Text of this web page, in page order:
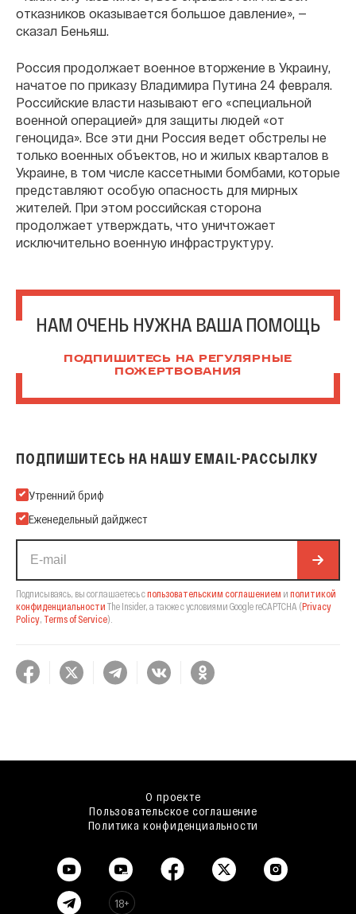
отказников оказывается большое давление», —
сказал Беньяш.
Россия продолжает военное вторжение в Украину,
начатое по приказу Владимира Путина 24 февраля.
Российские власти называют его «специальной
военной операцией» для защиты людей «от
геноцида». Все эти дни Россия ведет обстрелы не
только военных объектов, но и жилых кварталов в
Украине, в том числе кассетными бомбами, которые
представляют особую опасность для мирных
жителей. При этом российская сторона
продолжает утверждать, что уничтожает
исключительно военную инфраструктуру.
НАМ ОЧЕНЬ НУЖНА ВАША ПОМОЩЬ
ПОДПИШИТЕСЬ НА РЕГУЛЯРНЫЕ
ПОЖЕРТВОВАНИЯ
ПОДПИШИТЕСЬ НА НАШУ EMAIL-РАССЫЛКУ
Подпишитесь на нашу Email-рассылку
Утренний бриф
Еженедельный дайджест
Подписываясь, вы соглашаетесь спользовательским соглашением и политикой
конфиденциальности The Insider, а также с условиями Google reCAPTCHA (Privacy
Policy Terms of Service).
О проекте
Пользовательское соглашение
Политика конфиденциальности
18+